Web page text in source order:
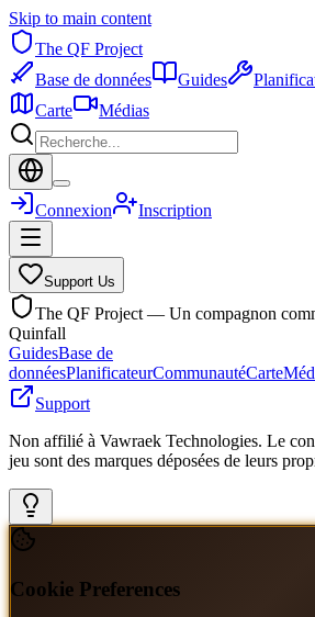
Skip to main content
The QF Project
Base de données
Guides
Carte
Médias
Connexion Inscription
Support Us
The QF Project — Un compagnon
Quinfall
GuidesBase de
donnéesPlanificateurCommunautéCarte
Support
Non affilié à Vawraek Technologies. Le
jeu sont des marques déposées de leurs
Cookie Preferences